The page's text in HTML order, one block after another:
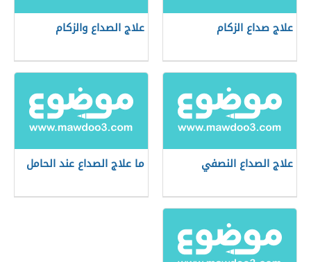
علاج صداع الزكام علاج الصداع والزكام
علاج الصداع النصفي ما علاج الصداع عند الحامل